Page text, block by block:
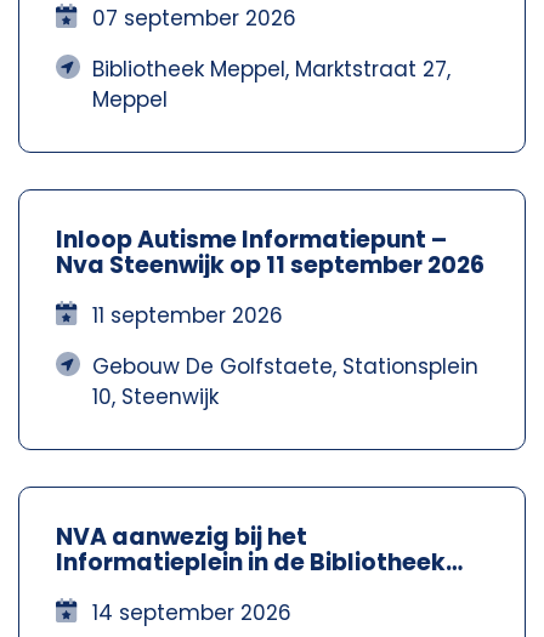
Meppel
07 september 2026
Bibliotheek Meppel, Marktstraat 27,
Meppel
Inloop Autisme Informatiepunt –
Nva Steenwijk op 11 september 2026
11 september 2026
Gebouw De Golfstaete, Stationsplein
10, Steenwijk
NVA aanwezig bij het
Informatieplein in de Bibliotheek
Meppel
14 september 2026